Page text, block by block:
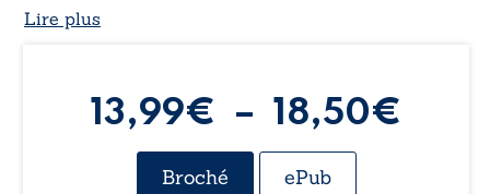
une vie. Par sa présence discrète, Zahra transforme
Lire plus
13,99€ – 18,50€
Broché ePub